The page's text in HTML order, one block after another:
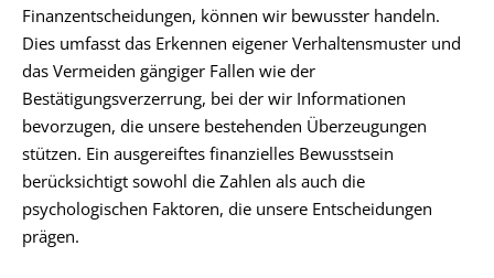
Finanzentscheidungen, können wir bewusster handeln.
Dies umfasst das Erkennen eigener Verhaltensmuster und
das Vermeiden gängiger Fallen wie der
Bestätigungsverzerrung, bei der wir Informationen
bevorzugen, die unsere bestehenden Überzeugungen
stützen. Ein ausgereiftes finanzielles Bewusstsein
berücksichtigt sowohl die Zahlen als auch die
psychologischen Faktoren, die unsere Entscheidungen
prägen.